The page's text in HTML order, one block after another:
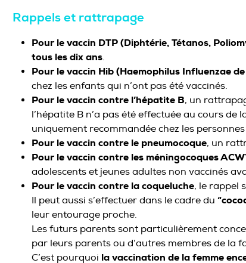
Rappels et rattrapage
Pour le vaccin DTP(Diphtérie, Tétanos,
tous les dix ans.
Pour le vaccin Hib (Haemophilus Influenzae
chez les enfants qui n’ont pas été vaccinés.
Pour le vaccin contre l’hépatite B, un
l’hépatite B n’a pas été effectuée au cours
uniquement recommandée chez les
Pour le vaccin contre le pneumocoque, un
Pour le vaccin contre les méningocoques
adolescents et jeunes adultes non vaccinés
Pour le vaccin contre la coqueluche, le rappel
Il peut aussi s’effectuer dans le cadre du
leur entourage proche.
Les futurs parents sont particulièrement
par leurs parents ou d’autres membres de la
C’est pourquoi la vaccination de la femme